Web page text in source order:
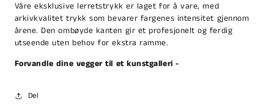
Våre eksklusive lerretstrykk er laget for å vare, med
arkivkvalitet trykk som bevarer fargenes intensitet gjennom
årene. Den ombøyde kanten gir et profesjonelt og ferdig
utseende uten behov for ekstra ramme.
Forvandle dine vegger til et kunstgalleri -
Del